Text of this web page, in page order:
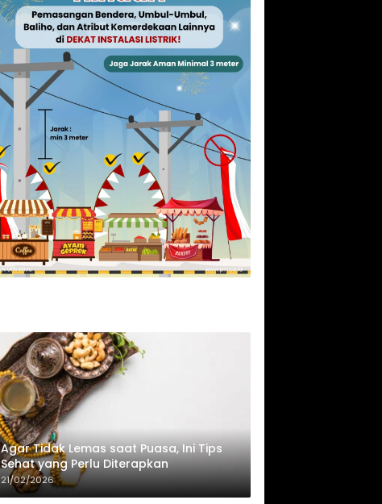
Agar Tidak Lemas saat Puasa, Ini Tips
Sehat yang Perlu Diterapkan
21/02/2026